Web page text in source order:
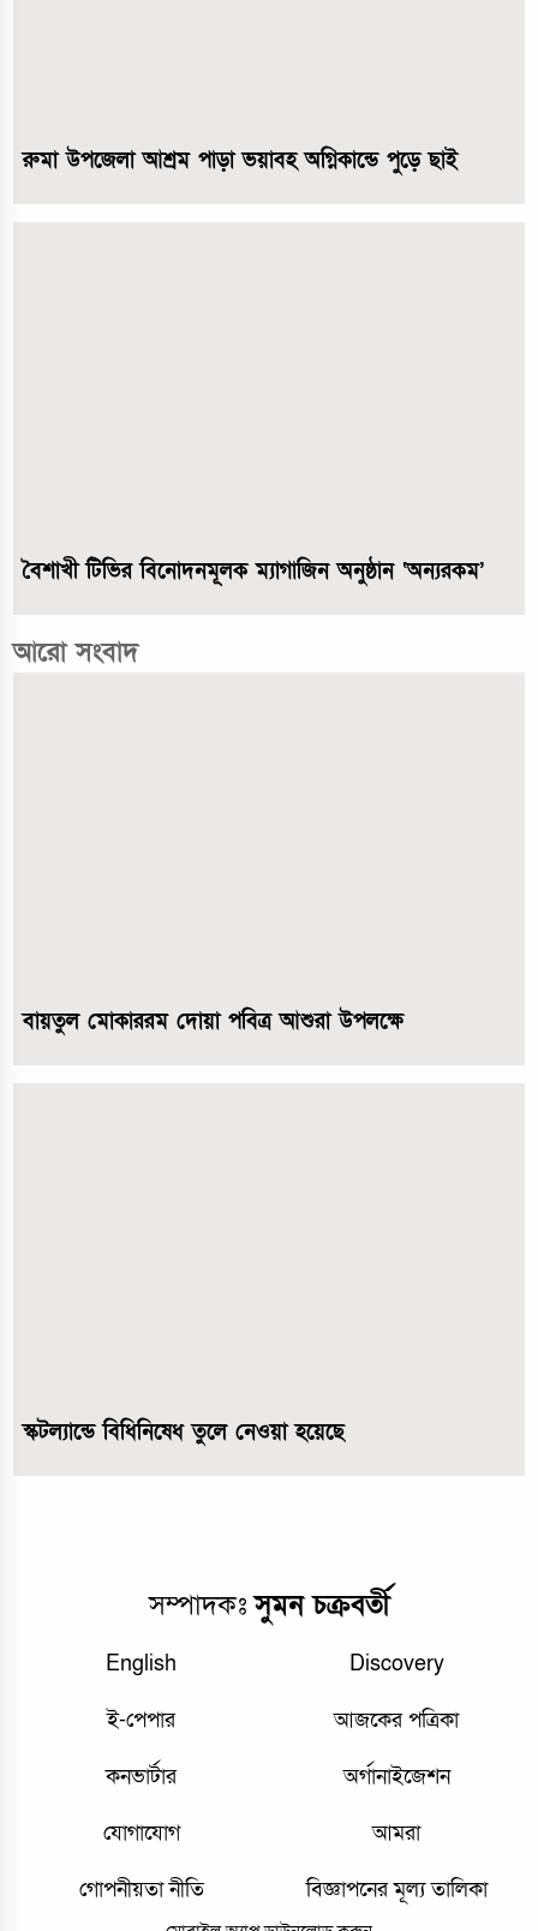
রুমা উপজেলা আশ্রম পাড়া ভয়াবহ অগ্নিকান্ডে পুড়ে ছাই
বৈশাখী টিভির বিনোদনমূলক ম্যাগাজিন অনুষ্ঠান ‘অন্যরকম’
আরো সংবাদ
বায়তুল মোকাররম দোয়া পবিত্র আশুরা উপলক্ষে
স্কটল্যান্ডে বিধিনিষেধ তুলে নেওয়া হয়েছে
সম্পাদকঃসুমন চক্রবর্তী
English Discovery
ই-পেপার আজকের পত্রিকা
কনভার্টার অর্গানাইজেশন
যোগাযোগ আমরা
গোপনীয়তা নীতি বিজ্ঞাপনের মূল্য তালিকা